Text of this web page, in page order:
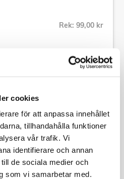
cookies
för att anpassa innehållet
tillhandahålla funktioner
vår trafik. Vi
identifierare och annan
de sociala medier och
som vi samarbetar med.
Rek: 99,00 kr
& Shoulders